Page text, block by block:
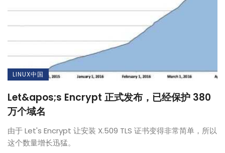
LINUX中国
Let&apos;s Encrypt 正式发布，已经保护 380
万个域名
由于 Let's Encrypt 让安装 X.509 TLS 证书变得非常简单，所以
这个数量增长迅猛。